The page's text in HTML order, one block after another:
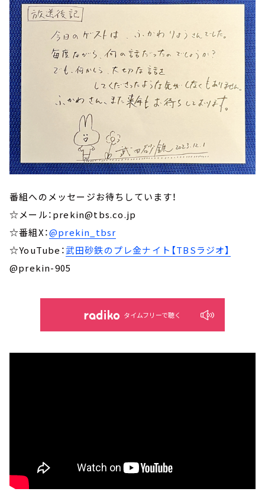
番組へのメッセージお待ちしています！
☆メール：prekin@tbs.co.jp
☆番組X：@prekin_tbsr
☆YouTube：武田砂鉄のプレ金ナイト【TBSラジオ】
@prekin-905
タイムフリーで聴く